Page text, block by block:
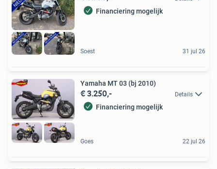
Financiering mogelijk
Soest 31 jul 26
Yamaha MT 03 (bj 2010)
€ 3.250,- Details
Financiering mogelijk
Goes 22 jul 26